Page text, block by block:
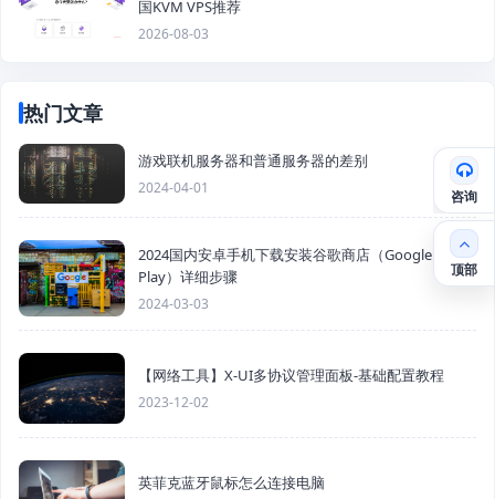
国KVM VPS推荐
2026-08-03
热门文章
游戏联机服务器和普通服务器的差别
2024-04-01
2024国内安卓手机下载安装谷歌商店（Google
Play）详细步骤
2024-03-03
【网络工具】X-UI多协议管理面板-基础配置教程
2023-12-02
英菲克蓝牙鼠标怎么连接电脑
咨询
顶部